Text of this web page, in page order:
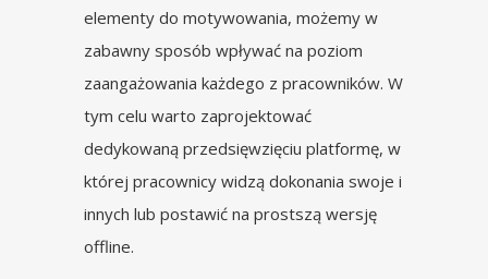
elementy do motywowania, możemy w
zabawny sposób wpływać na poziom
zaangażowania każdego z pracowników. W
tym celu warto zaprojektować
dedykowaną przedsięwzięciu platformę, w
której pracownicy widzą dokonania swoje i
innych lub postawić na prostszą wersję
offline.